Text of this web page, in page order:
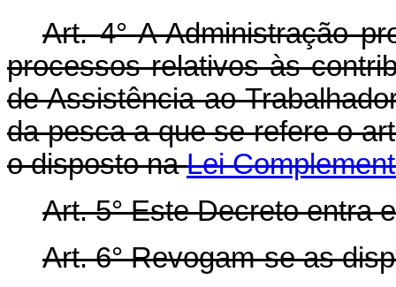
Art. 4° A Administração
processos relativos às
de Assistência ao
da pesca a que se refere o
o disposto naLei
Art. 5° Este Decreto entra
Art. 6° Revogam-se as